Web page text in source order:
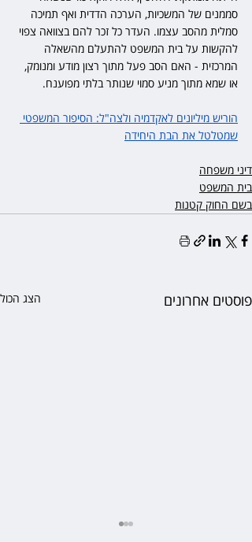
סממנים של המשכיות, הערכה הדדית ואף תמיכה
סמלית מהסב עצמו. העדר כל זכר להם בצוואה צפוי
להקשות על בית המשפט להתעלם מהשאלה
המרכזית - האם הסב פעל מתוך רצון מודע ומנומק,
או שמא מתוך מניע סמוי שנותר בלתי מפוענח.
הוריש מיליונים לאקדמיה ולצה"ל: הסיפור המשפטי
שמטלטל את הבת היחידה
דיני משפחה
בית המשפט
בשם החוק קטנות
פוסטים אחרונים הצג הכול